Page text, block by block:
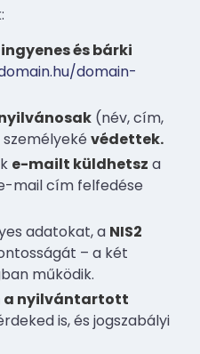
és bárki
domain-
(név, cím,
védettek.
e-mailt küldhetsz a
mail cím felfedése
adatokat, a NIS2
– a két
működik.
a nyilvántartott
is, és jogszabályi